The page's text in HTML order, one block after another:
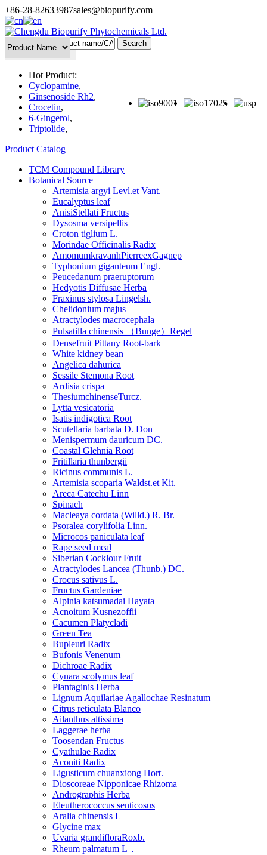
+86-28-82633987sales@biopurify.com
Hot Product:
Cyclopamine,
Ginsenoside Rh2,
Crocetin,
6-Gingerol,
Triptolide,
Product Catalog
TCM Compound Library
Botanical Source
Artemisia argyi Levl.et Vant.
Eucalyptus leaf
AnisiStellati Fructus
Dysosma versipellis
Croton tiglium L.
Morindae Officinalis Radix
AmomumkravanhPierreexGagnep
Typhonium giganteum Engl.
Peucedanum praeruptorum
Hedyotis Diffusae Herba
Fraxinus stylosa Lingelsh.
Chelidonium majus
Atractylodes macrocephala
Pulsatilla chinensis （Bunge）Regel
Densefruit Pittany Root-bark
White kidney bean
Angelica dahurica
Sessile Stemona Root
Ardisia crispa
ThesiumchinenseTurcz.
Lytta vesicatoria
Isatis indigotica Root
Scutellaria barbata D. Don
Menispermum dauricum DC.
Coastal Glehnia Root
Fritillaria thunbergii
Ricinus communis L.
Artemisia scoparia Waldst.et Kit.
Areca Catechu Linn
Spinach
Macleaya cordata (Willd.) R. Br.
Psoralea corylifolia Linn.
Microcos paniculata leaf
Rape seed meal
Siberian Cocklour Fruit
Atractylodes Lancea (Thunb.) DC.
Crocus sativus L.
Fructus Gardeniae
Alpinia katsumadai Hayata
Acnoitum Kusnezoffii
Cacumen Platycladi
Green Tea
Bupleuri Radix
Bufonis Venenum
Dichroae Radix
Cynara scolymus leaf
Plantaginis Herba
Lignum Aquilariae Agallochae Resinatum
Citrus reticulata Blanco
Ailanthus altissima
Laggerae herba
Toosendan Fructus
Cyathulae Radix
Aconiti Radix
Ligusticum chuanxiong Hort.
Dioscoreae Nipponicae Rhizoma
Andrographis Herba
Eleutherococcus senticosus
Aralia chinensis L
Glycine max
Uvaria grandifloraRoxb.
Rheum palmatum L．